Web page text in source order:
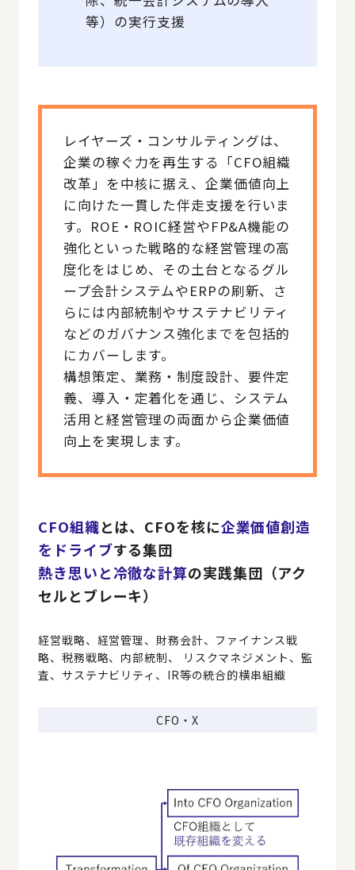
等）の実行支援
レイヤーズ・コンサルティングは、
企業の稼ぐ力を再生する「CFO組織
改革」を中核に据え、企業価値向上
に向けた一貫した伴走支援を行いま
す。ROE・ROIC経営やFP&A機能の
強化といった戦略的な経営管理の高
度化をはじめ、その土台となるグル
ープ会計システムやERPの刷新、さ
らには内部統制やサステナビリティ
などのガバナンス強化までを包括的
にカバーします。
構想策定、業務・制度設計、要件定
義、導入・定着化を通じ、システム
活用と経営管理の両面から企業価値
向上を実現します。
CFO組織とは、CFOを核に企業価値創造
をドライブする集団
熱き思いと冷徹な計算の実践集団（アク
セルとブレーキ）
経営戦略、経営管理、財務会計、ファイナンス戦
略、税務戦略、内部統制、
リスクマネジメント、監
査、サステナビリティ、IR等の統合的横串組織
CFO・X